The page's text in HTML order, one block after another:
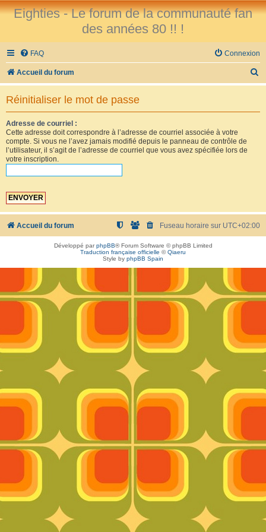
Eighties - Le forum de la communauté fan
des années 80 !! !
FAQ Connexion
Accueil du forum
e
r
Réinitialiser le mot de passe
Adresse de courriel :
Cette adresse doit correspondre à l’adresse de courriel associée à votre
compte. Si vous ne l’avez jamais modifié depuis le panneau de contrôle de
l’utilisateur, il s’agit de l’adresse de courriel que vous avez spécifiée lors de
votre inscription.
Accueil du forum Fuseau horaire sur UTC+02:00
Développé parphpBB® Forum Software © phpBB Limited
Traduction française officielle ©Qiaeru
Style by phpBB Spain